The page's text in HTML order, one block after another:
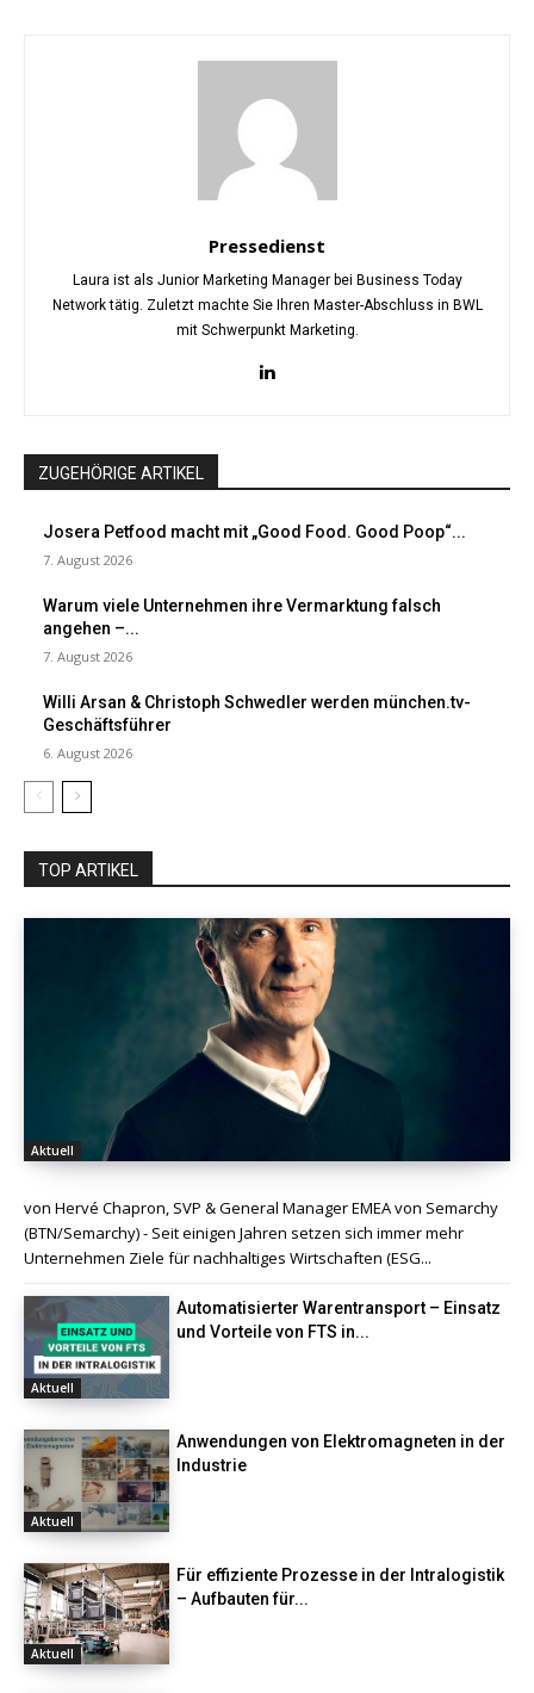
Pressedienst
Laura ist als Junior Marketing Manager bei Business Today
Network tätig. Zuletzt machte Sie Ihren Master-Abschluss in BWL
mit Schwerpunkt Marketing.
ZUGEHÖRIGE ARTIKEL
Josera Petfood macht mit „Good Food. Good Poop“...
7. August 2026
Warum viele Unternehmen ihre Vermarktung falsch
angehen –...
7. August 2026
Willi Arsan & Christoph Schwedler werden münchen.tv-
Geschäftsführer
6. August 2026
TOP ARTIKEL
Aktuell
von Hervé Chapron, SVP & General Manager EMEA von Semarchy
(BTN/Semarchy) - Seit einigen Jahren setzen sich immer mehr
Unternehmen Ziele für nachhaltiges Wirtschaften (ESG...
Aktuell
Automatisierter Warentransport – Einsatz
und Vorteile von FTS in...
Aktuell
Anwendungen von Elektromagneten in der
Industrie
Aktuell
Für effiziente Prozesse in der Intralogistik
– Aufbauten für...